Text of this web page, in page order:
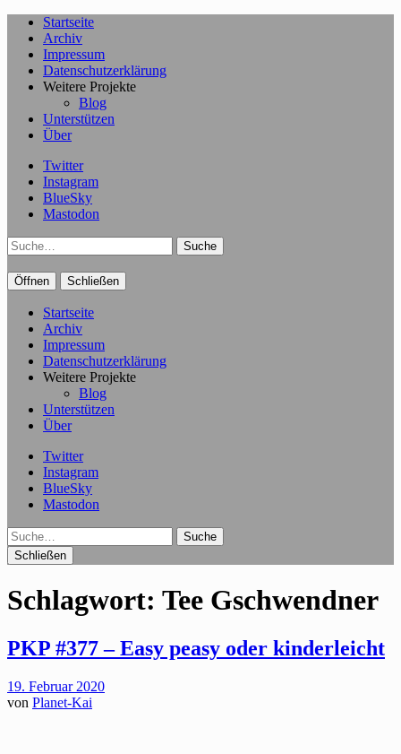
Startseite
Archiv
Impressum
Datenschutzerklärung
Weitere Projekte
Blog
Unterstützen
Über
Twitter
Instagram
BlueSky
Mastodon
Suche
Öffnen Schließen
Startseite
Archiv
Impressum
Datenschutzerklärung
Weitere Projekte
Blog
Unterstützen
Über
Twitter
Instagram
BlueSky
Mastodon
Suche
Schließen
Schlagwort: Tee Gschwendner
PKP #377 – Easy peasy oder kinderleicht
19. Februar 2020
von Planet-Kai